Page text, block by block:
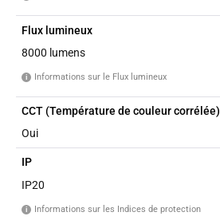
Flux lumineux
8000 lumens
i Informations sur le Flux lumineux
CCT (Température de couleur corrélée)
Oui
IP
IP20
i Informations sur les Indices de protection